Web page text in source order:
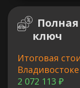
ключ
Итоговая
2 072 113 ₽